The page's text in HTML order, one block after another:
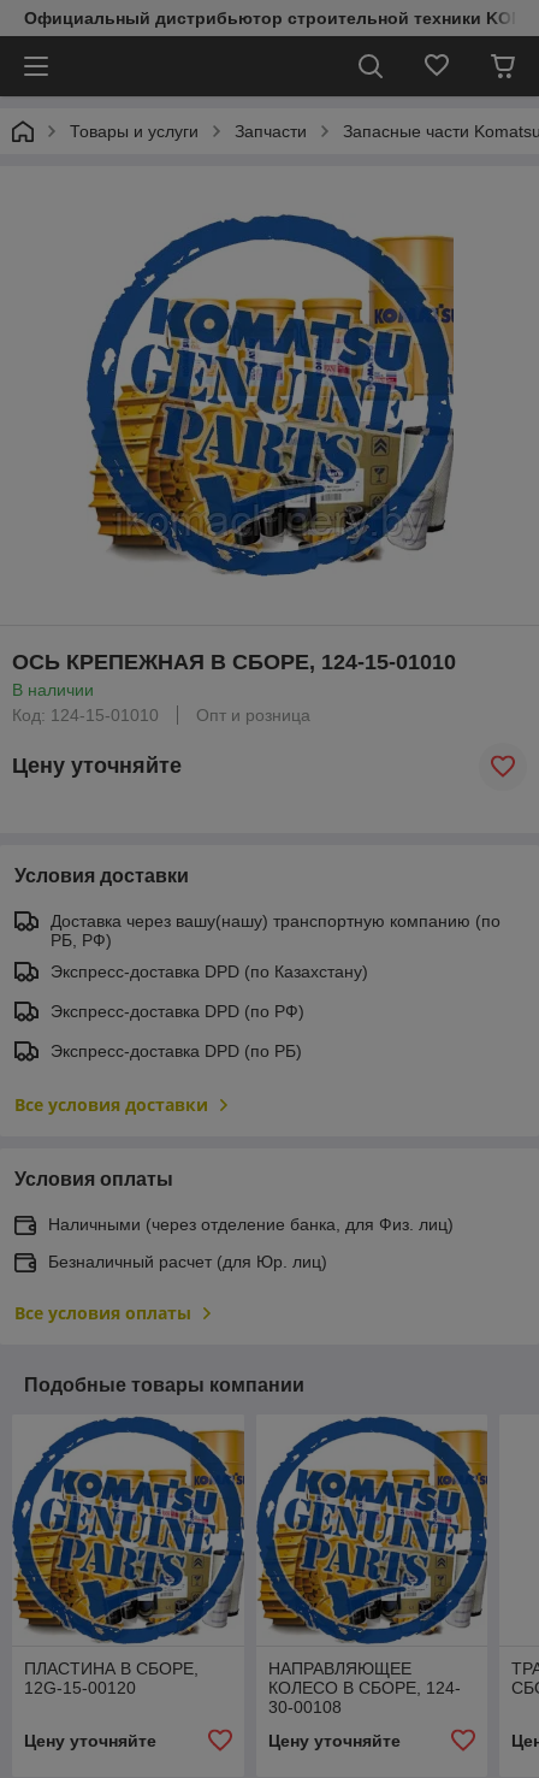
Официальный дистрибьютор строительной техники
Товары и услуги Запчасти Запасные части
ОСЬ КРЕПЕЖНАЯ В СБОРЕ, 124-15-01010
В наличии
Код: 124-15-01010
Опт и розница
Цену уточняйте
Условия доставки
Доставка через вашу(нашу) транспортную компанию (по
РБ, РФ)
Экспресс-доставка DPD (по Казахстану)
Экспресс-доставка DPD (по РФ)
Экспресс-доставка DPD (по РБ)
Все условия доставки
Условия оплаты
Наличными (через отделение банка, для Физ. лиц)
Безналичный расчет (для Юр. лиц)
Все условия оплаты
Подобные товары компании
ПЛАСТИНА В СБОРЕ,
12G-15-00120
Цену уточняйте
НАПРАВЛЯЮЩЕЕ
КОЛЕСО В СБОРЕ, 124-
30-00108
Цену уточняйте